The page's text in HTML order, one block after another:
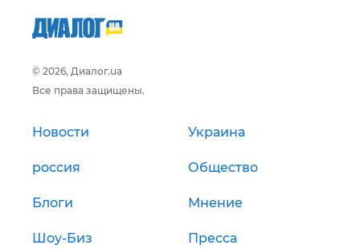
© 2026, Диалог.ua
Все права защищены.
Новости Украина
россия Общество
Блоги Мнение
Шоу-Биз Пресса